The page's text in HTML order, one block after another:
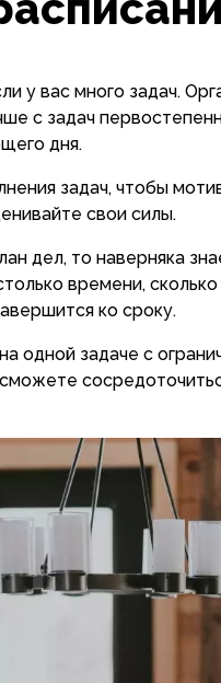
у вас много задач.
с задач
дня.
задач, чтобы
свои силы.
дел, то наверняка
времени,
ко сроку.
одной задаче с